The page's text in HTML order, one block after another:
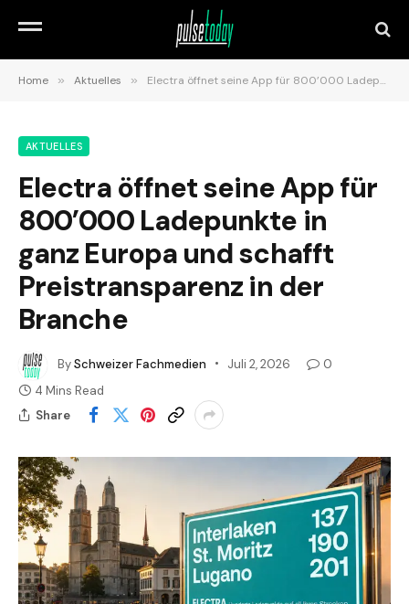
Home » Aktuelles » Electra öffnet seine App für 800’000 Ladepunkte in ganz Europa und schafft Preistransparenz in der Branche
AKTUELLES
Electra öffnet seine App für
800’000 Ladepunkte in
ganz Europa und schafft
Preistransparenz in der
Branche
BySchweizer Fachmedien Juli 2, 2026
0
4 Mins Read
Share